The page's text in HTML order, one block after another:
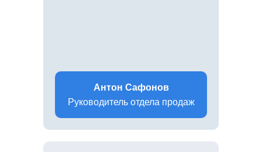
Антон Сафонов
Руководитель отдела продаж